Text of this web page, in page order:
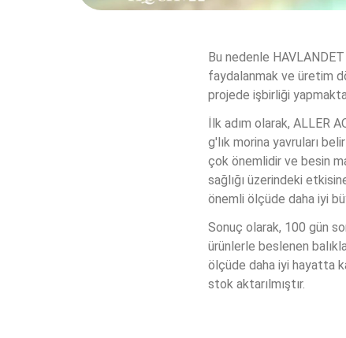
Bu nedenle
faydalanmak ve üretim
projede işbirliği
İlk adım olarak, ALLER
g'lık morina yavruları
çok önemlidir ve besin
sağlığı üzerindeki
önemli ölçüde daha iyi
Sonuç olarak, 100 gün
ürünlerle beslenen
ölçüde daha iyi hayatta
stok aktarılmıştır.